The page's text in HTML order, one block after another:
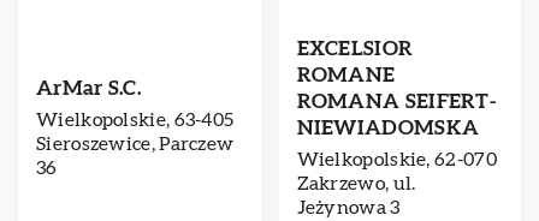
ArMar S.C.
Wielkopolskie, 63-405
Sieroszewice, Parczew
36
EXCELSIOR
ROMANE
ROMANA SEIFERT-
NIEWIADOMSKA
Wielkopolskie, 62-070
Zakrzewo, ul.
Jeżynowa 3